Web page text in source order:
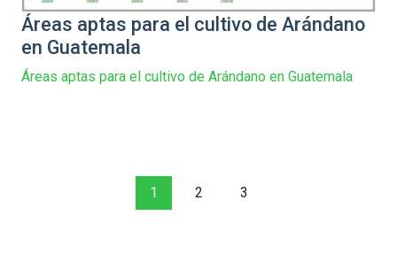
Áreas aptas para el cultivo de Arándano
en Guatemala
Áreas aptas para el cultivo de Arándano en Guatemala
1 2 3